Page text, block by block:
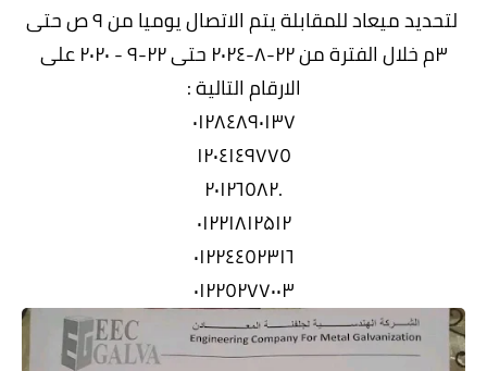
لتحديد ميعاد للمقابلة يتم الاتصال يوميا من ٩ ص حتى
٣م خلال الفترة من ٢٢-٨-٢٠٢٤ حتى ۲۲-۹ - ۲۰۲۰ على
الارقام التالية :
٠١٢٨٤۸۹۰۱۳۷
١٢٠٤١٤٩٧٧٥
.٢٠١٢٦٥٨٢
۰۱۲۲۱۸۱۲۵۱۲
٠١٢٢٤٤٥٢٣١٦
٠١٢٢٥٢٧٧٠٠٣